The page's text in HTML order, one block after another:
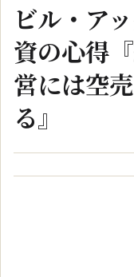
ビル・ア
資の心得
営には空
る』